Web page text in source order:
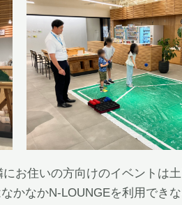
お住いの方向けのイベントは
かなかN-LOUNGEを利用でき